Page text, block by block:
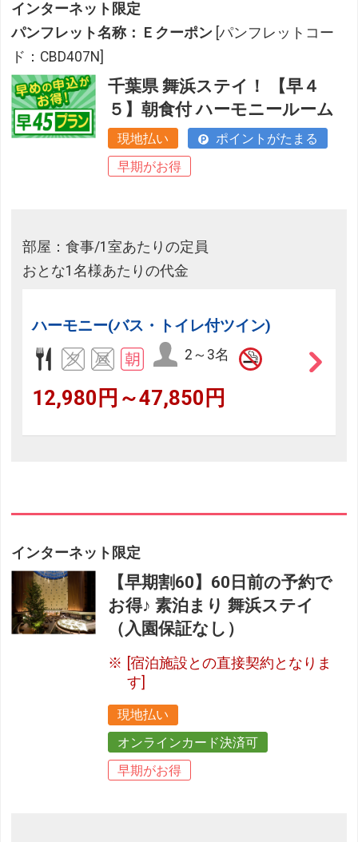
インターネット限定
パンフレット名称：Ｅクーポン [パンフレットコー
ド：CBD407N]
千葉県 舞浜ステイ！ 【早４
５】朝食付 ハーモニールーム
現地払い
ポイントがたまる
早期がお得
部屋：食事/1室あたりの定員
おとな1名様あたりの代金
ハーモニー(バス・トイレ付ツイン)
2～3名
12,980円～47,850円
インターネット限定
【早期割60】60日前の予約で
お得♪ 素泊まり 舞浜ステイ
（入園保証なし）
[宿泊施設との直接契約となりま
す]
現地払い
オンラインカード決済可
早期がお得